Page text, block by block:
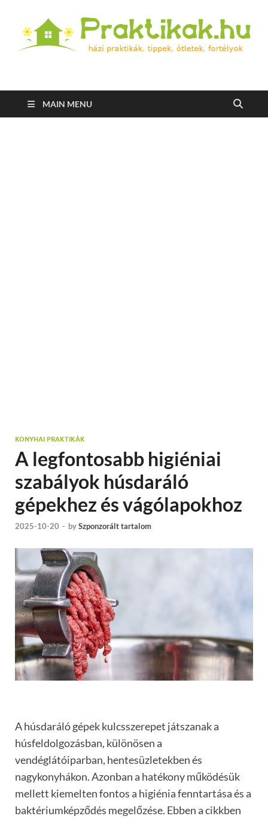
Praktikak.hu
MAIN MENU
KONYHAI PRAKTIKÁK
A legfontosabb higiéniai
szabályok húsdaráló
gépekhez és vágólapokhoz
2025-10-20 - bySzponzorált tartalom
A húsdaráló gépek kulcsszerepet játszanak a
húsfeldolgozásban, különösen a
vendéglátóiparban, hentesüzletekben és
nagykonyhákon. Azonban a hatékony működésük
mellett kiemelten fontos a higiénia fenntartása és a
baktériumképződés megelőzése. Ebben a cikkben